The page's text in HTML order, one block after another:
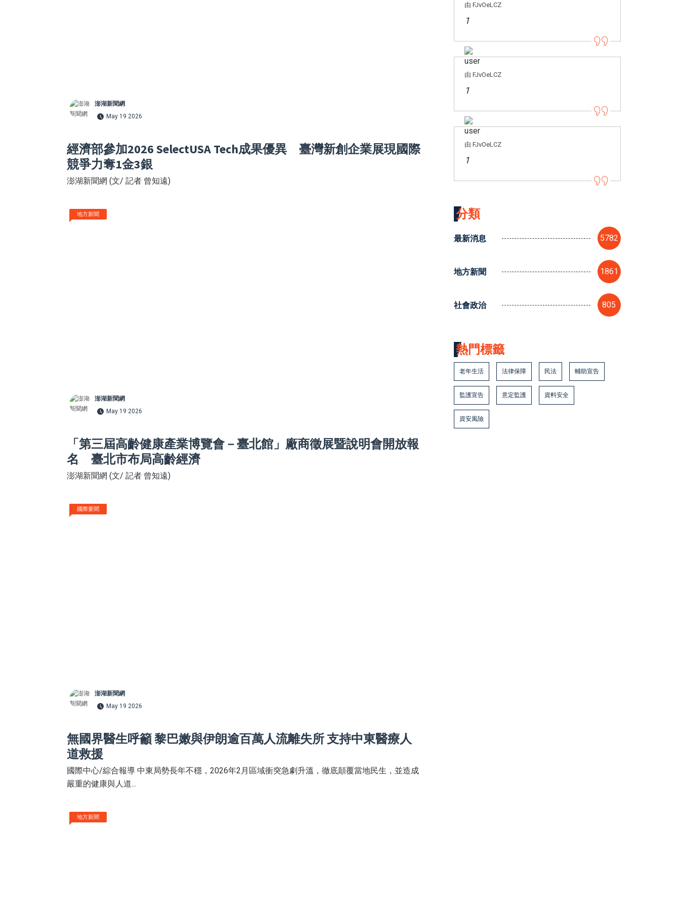
澎湖新聞網
May 19 2026
經濟部參加2026 SelectUSA Tech成果優異 臺灣新創企業展現國際
競爭力奪1金3銀
澎湖新聞網 (文/ 記者 曾知遠)
地方新聞
澎湖新聞網
May 19 2026
「第三屆高齡健康產業博覽會－臺北館」廠商徵展暨說明會開放報
名 臺北市布局高齡經濟
澎湖新聞網 (文/ 記者 曾知遠)
國際要聞
澎湖新聞網
May 19 2026
無國界醫生呼籲 黎巴嫩與伊朗逾百萬人流離失所 支持中東醫療人
道救援
國際中心/綜合報導 中東局勢長年不穩，2026年2月區域衝突急劇升溫，徹底顛覆當地民生，並造成
嚴重的健康與人道...
地方新聞
由 FJvOeLCZ
1
由 FJvOeLCZ
1
由 FJvOeLCZ
1
分類
最新消息 5782
地方新聞 1861
社會政治 805
熱門標籤
老年生活 法律保障 民法 輔助宣告
監護宣告 意定監護 資料安全
資安風險